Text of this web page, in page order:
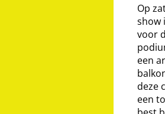
Op
show
voor
een
deze
een